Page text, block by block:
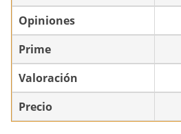
Opiniones
Prime
Valoración
Precio